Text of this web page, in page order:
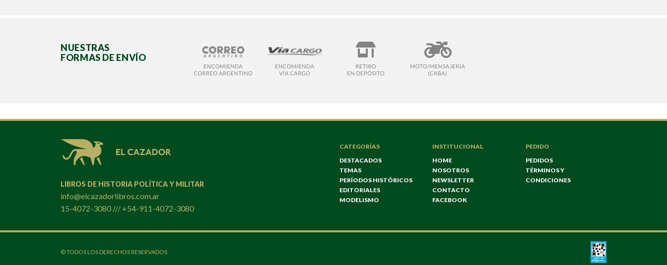
NUESTRAS
FORMAS DE ENVÍO
LIBROS DE HISTORIA POLÍTICA Y MILITAR
info@elcazadorlibros.com.ar
15-4072-3080 /// +54-911-4072-3080
CATEGORÍAS
DESTACADOS
TEMAS
PERÍODOS HISTÓRICOS
EDITORIALES
MODELISMO
INSTITUCIONAL
HOME
NOSOTROS
NEWSLETTER
CONTACTO
FACEBOOK
PEDIDO
PEDIDOS
TÉRMINOS Y
CONDICIONES
© TODOS LOS DERECHOS RESERVADOS